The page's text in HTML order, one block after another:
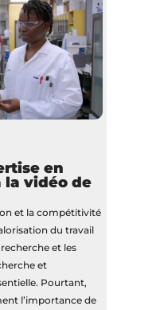
en
la vidéo de
et la compétitivité
du travail
et les
et
Pourtant,
l’importance de